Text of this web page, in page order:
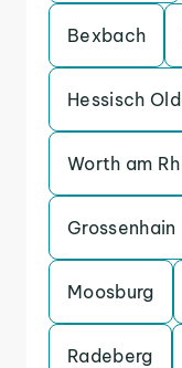
Bexbach
Hessisch
Worth am
Grossenhain
Moosburg
Radeberg